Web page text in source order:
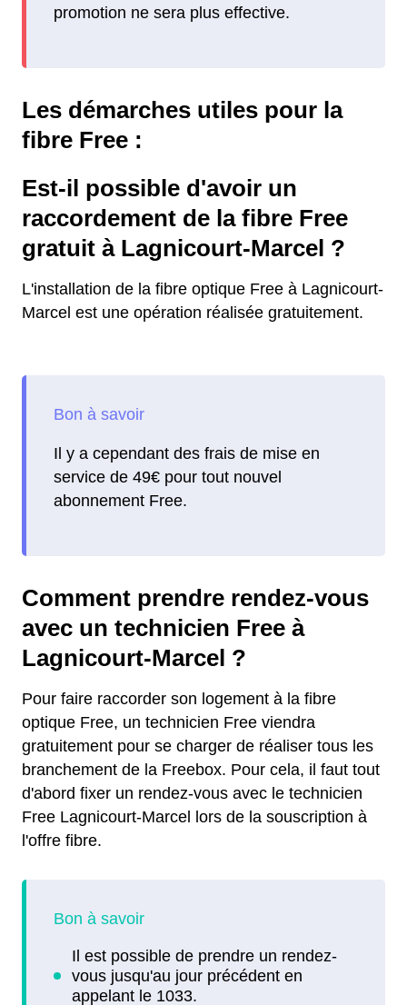
promotion ne sera plus effective.
Les démarches utiles pour la
fibre Free :
Est-il possible d'avoir un
raccordement de la fibre Free
gratuit à Lagnicourt-Marcel ?
L'installation de la fibre optique Free à Lagnicourt-
Marcel est une opération réalisée gratuitement.
Il y a cependant des frais de mise en
service de 49€ pour tout nouvel
abonnement Free.
Comment prendre rendez-vous
avec un technicien Free à
Lagnicourt-Marcel ?
Pour faire raccorder son logement à la fibre
optique Free, un technicien Free viendra
gratuitement pour se charger de réaliser tous les
branchement de la Freebox. Pour cela, il faut tout
d'abord fixer un rendez-vous avec le technicien
Free Lagnicourt-Marcel lors de la souscription à
l'offre fibre.